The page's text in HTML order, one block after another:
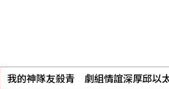
我的神隊友殺青 劇組情誼深厚邱以